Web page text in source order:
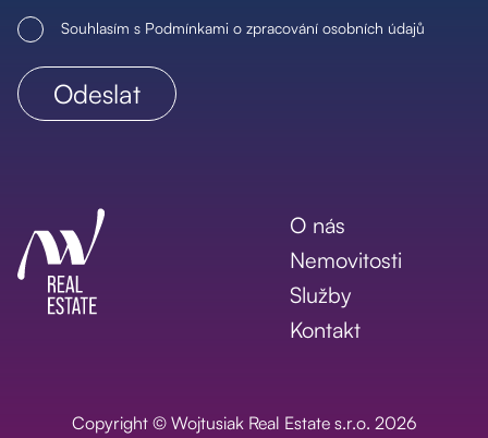
Souhlasím s Podmínkami o zpracování osobních údajů
O nás
Nemovitosti
Služby
Kontakt
Copyright © Wojtusiak Real Estate s.r.o. 2026